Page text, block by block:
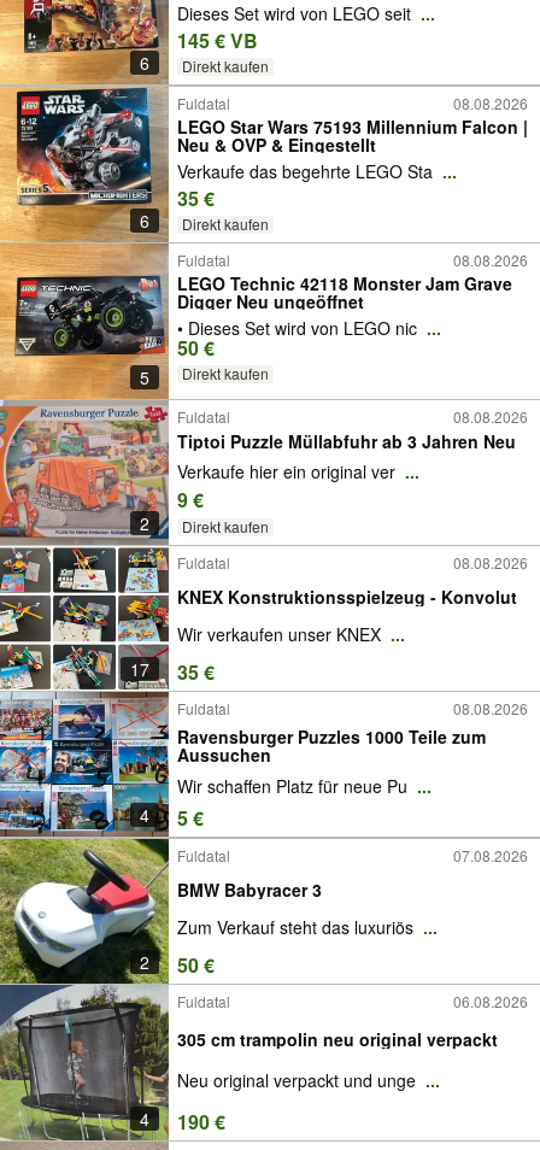
6
Dieses Set wird von LEGO seit ...
145 € VB
Direkt kaufen
6
Fuldatal 08.08.2026
LEGO Star Wars 75193 Millennium Falcon |
Neu & OVP & Eingestellt
Verkaufe das begehrte LEGO Sta ...
35 €
Direkt kaufen
5
Fuldatal 08.08.2026
LEGO Technic 42118 Monster Jam Grave
Digger Neu ungeöffnet
• Dieses Set wird von LEGO nic ...
50 €
Direkt kaufen
2
Fuldatal 08.08.2026
Tiptoi Puzzle Müllabfuhr ab 3 Jahren Neu
Verkaufe hier ein original ver ...
9 €
Direkt kaufen
17
Fuldatal 08.08.2026
KNEX Konstruktionsspielzeug - Konvolut
Wir verkaufen unser KNEX ...
35 €
4
Fuldatal 08.08.2026
Ravensburger Puzzles 1000 Teile zum
Aussuchen
Wir schaffen Platz für neue Pu ...
5 €
2
Fuldatal 07.08.2026
BMW Babyracer 3
Zum Verkauf steht das luxuriös ...
50 €
4
Fuldatal 06.08.2026
305 cm trampolin neu original verpackt
Neu original verpackt und unge ...
190 €